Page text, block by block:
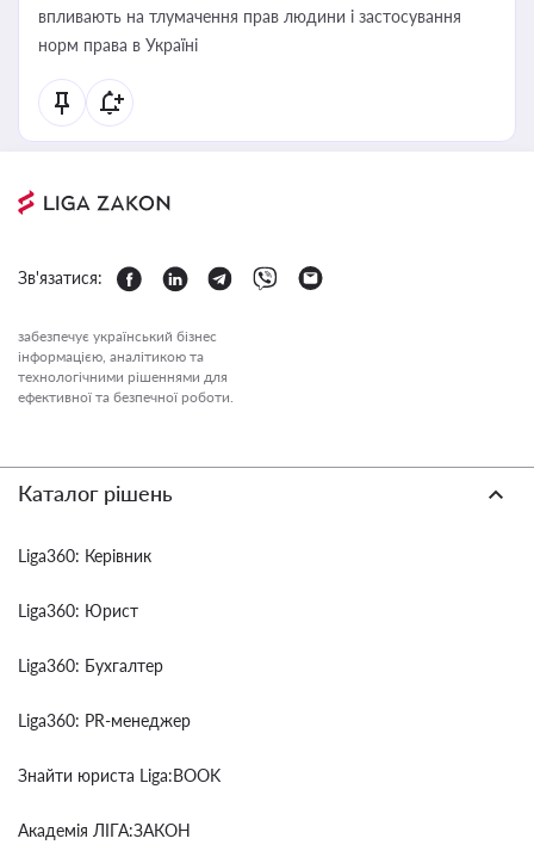
впливають на тлумачення прав людини і застосування
норм права в Україні
Зв'язатися:
забезпечує український бізнес
інформацією, аналітикою та
технологічними рішеннями для
ефективної та безпечної роботи.
Каталог рішень
Liga360: Керівник
Liga360: Юрист
Liga360: Бухгалтер
Liga360: PR-менеджер
Знайти юриста Liga:BOOK
Академія ЛІГА:ЗАКОН